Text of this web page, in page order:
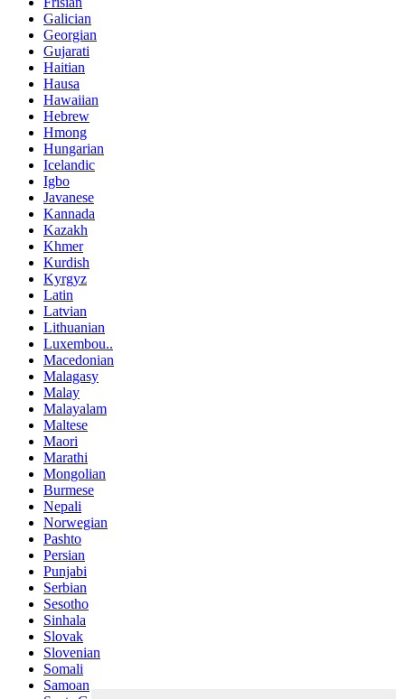
Galician
Georgian
Gujarati
Haitian
Hausa
Hawaiian
Hebrew
Hmong
Hungarian
Icelandic
Igbo
Javanese
Kannada
Kazakh
Khmer
Kurdish
Kyrgyz
Latin
Latvian
Lithuanian
Luxembou..
Macedonian
Malagasy
Malay
Malayalam
Maltese
Maori
Marathi
Mongolian
Burmese
Nepali
Norwegian
Pashto
Persian
Punjabi
Serbian
Sesotho
Sinhala
Slovak
Slovenian
Somali
Samoan